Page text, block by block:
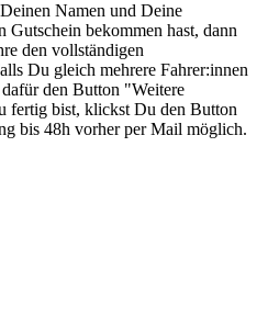
Namen und Deine
Gutschein bekommen hast, dann
den vollständigen
Du gleich mehrere Fahrer:innen
den Button "Weitere
fertig bist, klickst Du den Button
bis 48h vorher per Mail möglich.